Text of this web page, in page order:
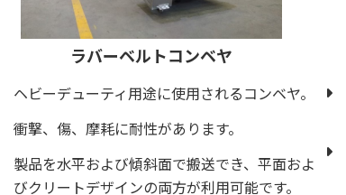
ラバーベルトコンベヤ
ヘビーデューティ用途に使用されるコンベヤ。
衝撃、傷、摩耗に耐性があります。
製品を水平および傾斜面で搬送でき、平面およ
びクリートデザインの両方が利用可能です。